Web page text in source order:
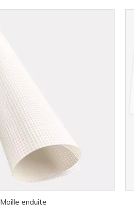
Maille enduite